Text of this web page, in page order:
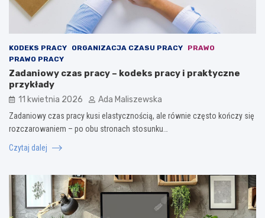
KODEKS PRACY ORGANIZACJA CZASU PRACY
PRAWO
PRAWO PRACY
Zadaniowy czas pracy – kodeks pracy i praktyczne
przykłady
11 kwietnia 2026 Ada Maliszewska
Zadaniowy czas pracy kusi elastycznością, ale równie często kończy się
rozczarowaniem – po obu stronach stosunku…
Czytaj dalej